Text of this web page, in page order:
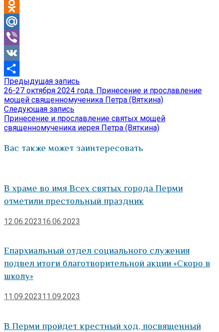
Telegram
Odnoklassniki
Mail.Ru
Viber
VK
Отправить
Навигация
по
записям
Предыдущая запись
запись:
26-27 октября 2024 года. Принесение и прославление
мощей священномученика Петра (Вяткина)
Следующая запись
запись:
Принесение и прославление святых мощей
священномученика иерея Петра (Вяткина)
Вас также может заинтересовать
В храме во имя Всех святых города Перми
отметили престольный праздник
12.06.202316.06.2023
Епархиальный отдел социального служения
подвел итоги благотворительной акции «Скоро в
школу»
11.09.202311.09.2023
В Перми пройдет крестный ход, посвященный